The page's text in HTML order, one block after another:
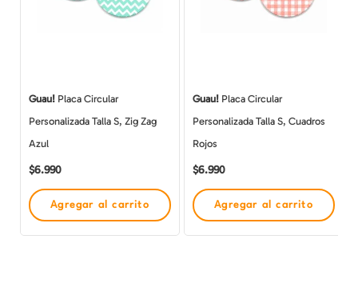
Guau! Placa Circular
Personalizada Talla S, Zig Zag
Azul
$6.990
Agregar al carrito
Guau! Placa Circular
Personalizada Talla S, Cuadros
Rojos
$6.990
Agregar al carrito